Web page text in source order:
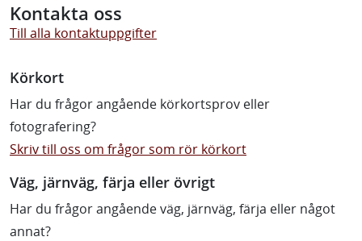
Kontakta oss
Till alla kontaktuppgifter
Körkort
Har du frågor angående körkortsprov eller
fotografering?
Skriv till oss om frågor som rör körkort
Väg, järnväg, färja eller övrigt
Har du frågor angående väg, järnväg, färja eller något
annat?